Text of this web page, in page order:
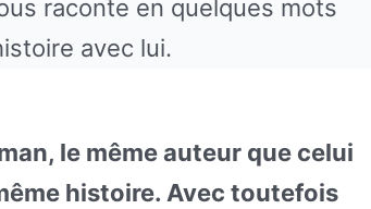
raconte en quelques mots
avec lui.
le même auteur que celui
histoire. Avec toutefois